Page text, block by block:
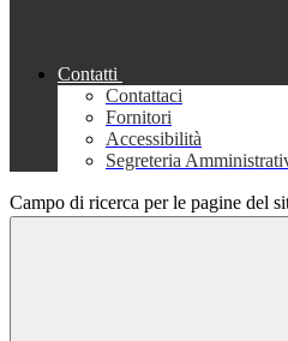
Contatti
Contattaci
Fornitori
Accessibilità
Segreteria
Campo di ricerca per le pagine del